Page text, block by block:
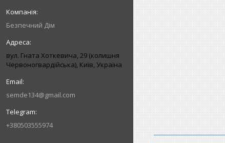
Безпечний Дім
вул. Гната Хоткевича, 29 (колишня
Червоногвардійська), Київ, Україна
semde134@gmail.com
+380503555974